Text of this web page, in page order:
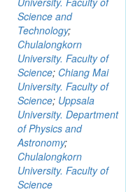
Science and
Technology;
Chulalongkorn
University. Faculty of
Science; Chiang Mai
University. Faculty of
Science; Uppsala
University. Department
of Physics and
Astronomy;
Chulalongkorn
University. Faculty of
Science